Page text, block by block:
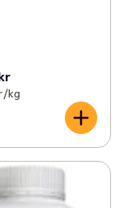
/kg